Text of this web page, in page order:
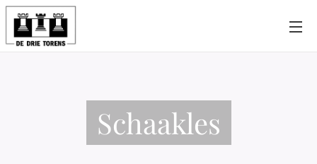
Schaakles